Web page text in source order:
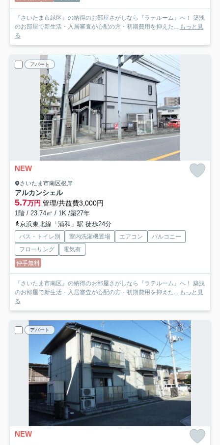
『さいたま市緑区』の納得のお部屋さがしなら『ラテルーム』へ！ 築浅
のお部屋で新生活・入居審査が心配の方・初期費用を抑えた... もっと見
る
アパート
NEW
さいたま市南区根岸
アルカンシェル
5.7万円 管理/共益費3,000円
1階 / 23.74㎡ / 1K /築27年
京浜東北線「浦和」駅 徒歩24分
バス・トイレ別 室内洗濯機置場 エアコン
バルコニー
フローリング
電気有
仲手無料
『さいたま市南区』の納得のお部屋さがしなら『ラテルーム』へ！ 築浅
のお部屋で新生活・入居審査が心配の方・初期費用を抑えた... もっと見
る
アパート
NEW